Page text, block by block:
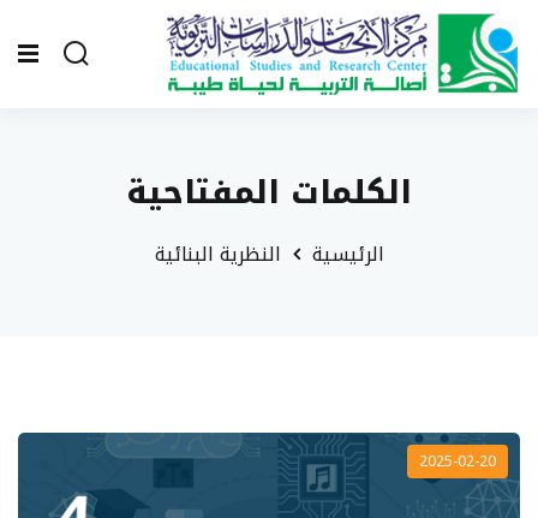
الكلمات المفتاحية
الرئيسية النظرية البنائية
2025-02-20